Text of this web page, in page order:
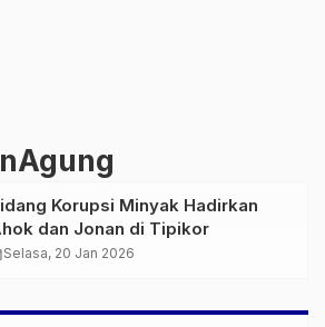
Korupsi Minyak Hadirkan
dan Jonan di Tipikor
Selasa, 20 Jan 2026